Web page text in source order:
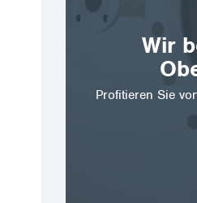
Wir
Profitieren Sie